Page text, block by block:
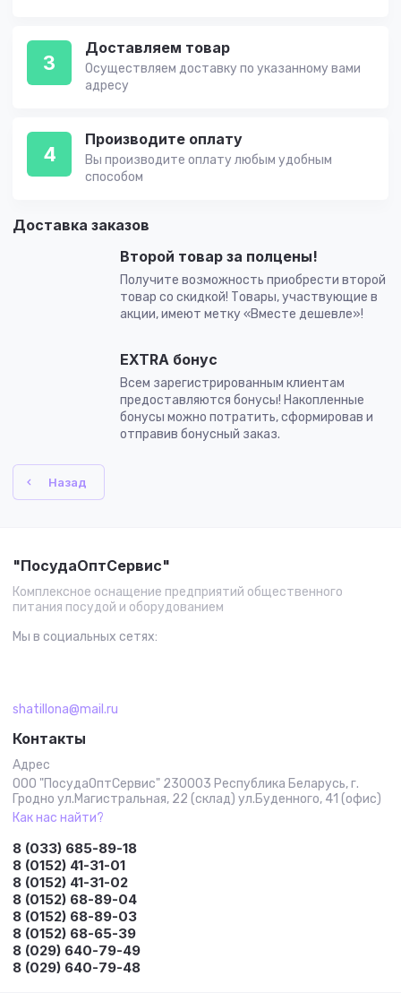
3
Доставляем товар
Осуществляем доставку по указанному вами
адресу
4
Производите оплату
Вы производите оплату любым удобным
способом
Доставка заказов
Второй товар за полцены!
Получите возможность приобрести второй
товар со скидкой! Товары, участвующие в
акции, имеют метку «Вместе дешевле»!
EXTRA бонус
Всем зарегистрированным клиентам
предоставляются бонусы! Накопленные
бонусы можно потратить, сформировав и
отправив бонусный заказ.
Назад
"ПосудаОптСервис"
Комплексное оснащение предприятий общественного
питания посудой и оборудованием
Мы в социальных сетях:
shatillona@mail.ru
Контакты
Адрес
ООО "ПосудаОптСервис" 230003 Республика Беларусь, г.
Гродно ул.Магистральная, 22 (склад) ул.Буденного, 41 (офис)
Как нас найти?
8 (033) 685-89-18
8 (0152) 41-31-01
8 (0152) 41-31-02
8 (0152) 68-89-04
8 (0152) 68-89-03
8 (0152) 68-65-39
8 (029) 640-79-49
8 (029) 640-79-48